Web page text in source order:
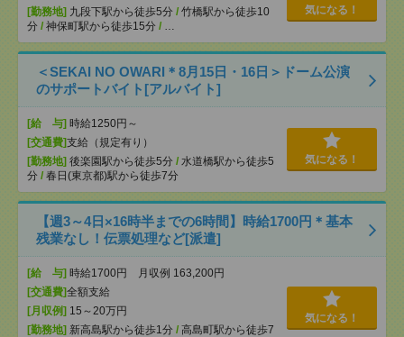
[勤務地] 九段下駅から徒歩5分 / 竹橋駅から徒歩10
分 / 神保町駅から徒歩15分 / …
気になる！
＜SEKAI NO OWARI＊8月15日・16日＞ドーム公演
のサポートバイト[アルバイト]
[給 与] 時給1250円～
[交通費]支給（規定有り）
[勤務地] 後楽園駅から徒歩5分 / 水道橋駅から徒歩5
分 / 春日(東京都)駅から徒歩7分
気になる！
【週3～4日×16時半までの6時間】時給1700円＊基本
残業なし！伝票処理など[派遣]
[給 与] 時給1700円 月収例 163,200円
[交通費]全額支給
[月収例] 15～20万円
[勤務地] 新高島駅から徒歩1分 / 高島町駅から徒歩7
気になる！